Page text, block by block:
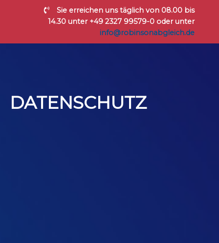
Sie erreichen uns täglich von 08.00 bis
14.30 unter +49 2327 99579-0 oder unter
info@robinsonabgleich.de
DATENSCHUTZ